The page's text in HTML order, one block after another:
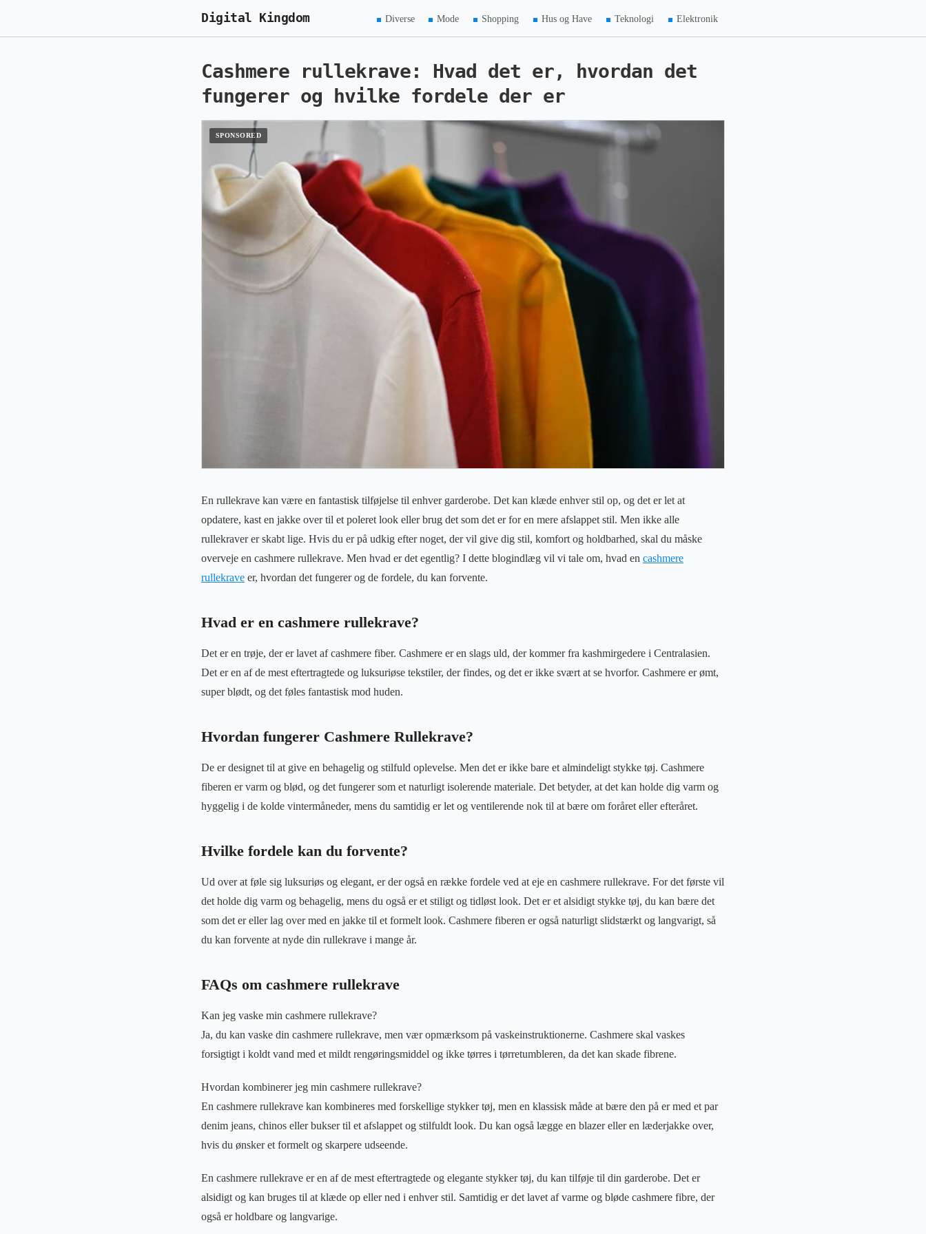
Digital Kingdom Diverse Mode Shopping Hus og Have Teknologi Elektronik
Cashmere rullekrave: Hvad det er, hvordan det
fungerer og hvilke fordele der er
En rullekrave kan være en fantastisk tilføjelse til enhver garderobe. Det kan klæde enhver stil op, og det er let at
opdatere, kast en jakke over til et poleret look eller brug det som det er for en mere afslappet stil. Men ikke alle
rullekraver er skabt lige. Hvis du er på udkig efter noget, der vil give dig stil, komfort og holdbarhed, skal du måske
overveje en cashmere rullekrave. Men hvad er det egentlig? I dette blogindlæg vil vi tale om, hvad en cashmere
rullekrave er, hvordan det fungerer og de fordele, du kan forvente.
Hvad er en cashmere rullekrave?
Det er en trøje, der er lavet af cashmere fiber. Cashmere er en slags uld, der kommer fra kashmirgedere i Centralasien.
Det er en af ​​de mest eftertragtede og luksuriøse tekstiler, der findes, og det er ikke svært at se hvorfor. Cashmere er ømt,
super blødt, og det føles fantastisk mod huden.
Hvordan fungerer Cashmere Rullekrave?
De er designet til at give en behagelig og stilfuld oplevelse. Men det er ikke bare et almindeligt stykke tøj. Cashmere
fiberen er varm og blød, og det fungerer som et naturligt isolerende materiale. Det betyder, at det kan holde dig varm og
hyggelig i de kolde vintermåneder, mens du samtidig er let og ventilerende nok til at bære om foråret eller efteråret.
Hvilke fordele kan du forvente?
Ud over at føle sig luksuriøs og elegant, er der også en række fordele ved at eje en cashmere rullekrave. For det første vil
det holde dig varm og behagelig, mens du også er et stiligt og tidløst look. Det er et alsidigt stykke tøj, du kan bære det
som det er eller lag over med en jakke til et formelt look. Cashmere fiberen er også naturligt slidstærkt og langvarigt, så
du kan forvente at nyde din rullekrave i mange år.
FAQs om cashmere rullekrave
Kan jeg vaske min cashmere rullekrave?
Ja, du kan vaske din cashmere rullekrave, men vær opmærksom på vaskeinstruktionerne. Cashmere skal vaskes
forsigtigt i koldt vand med et mildt rengøringsmiddel og ikke tørres i tørretumbleren, da det kan skade fibrene.
Hvordan kombinerer jeg min cashmere rullekrave?
En cashmere rullekrave kan kombineres med forskellige stykker tøj, men en klassisk måde at bære den på er med et par
denim jeans, chinos eller bukser til et afslappet og stilfuldt look. Du kan også lægge en blazer eller en læderjakke over,
hvis du ønsker et formelt og skarpere udseende.
En cashmere rullekrave er en af de mest eftertragtede og elegante stykker tøj, du kan tilføje til din garderobe. Det er
alsidigt og kan bruges til at klæde op eller ned i enhver stil. Samtidig er det lavet af varme og bløde cashmere fibre, der
også er holdbare og langvarige.